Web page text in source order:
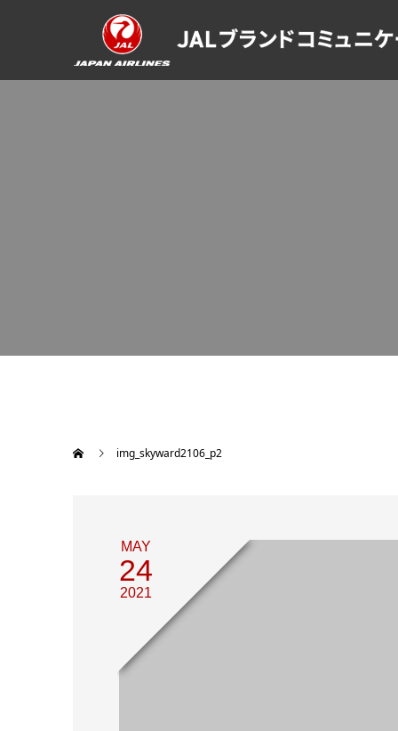
img_skyward2106_p2
MAY
24
2021